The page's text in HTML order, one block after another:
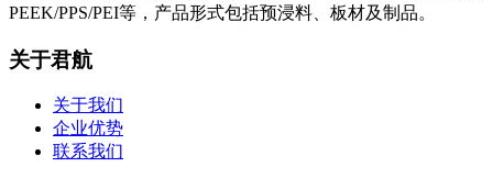
PEEK/PPS/PEI等，产品形式包括预浸料、板材及制品。
关于君航
关于我们
企业优势
联系我们